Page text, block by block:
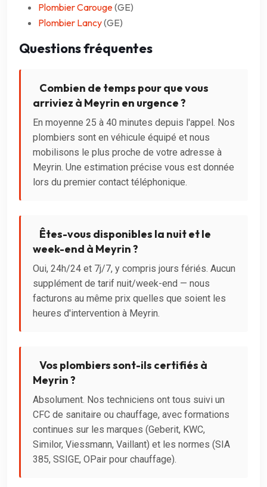
Plombier Carouge(GE)
Plombier Lancy(GE)
Questions fréquentes
Combien de temps pour que vous
arriviez à Meyrin en urgence ?
En moyenne 25 à 40 minutes depuis l'appel. Nos
plombiers sont en véhicule équipé et nous
mobilisons le plus proche de votre adresse à
Meyrin. Une estimation précise vous est donnée
lors du premier contact téléphonique.
Êtes-vous disponibles la nuit et le
week-end à Meyrin ?
Oui, 24h/24 et 7j/7, y compris jours fériés. Aucun
supplément de tarif nuit/week-end — nous
facturons au même prix quelles que soient les
heures d'intervention à Meyrin.
Vos plombiers sont-ils certifiés à
Meyrin ?
Absolument. Nos techniciens ont tous suivi un
CFC de sanitaire ou chauffage, avec formations
continues sur les marques (Geberit, KWC,
Similor, Viessmann, Vaillant) et les normes (SIA
385, SSIGE, OPair pour chauffage).